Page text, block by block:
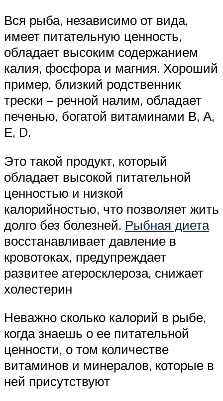
Вся рыба, независимо от вида,
имеет питательную ценность,
обладает высоким содержанием
калия, фосфора и магния. Хороший
пример, близкий родственник
трески – речной налим, обладает
печенью, богатой витаминами В, А,
Е, D.
Это такой продукт, который
обладает высокой питательной
ценностью и низкой
калорийностью, что позволяет жить
долго без болезней. Рыбная диета
восстанавливает давление в
кровотоках, предупреждает
развитее атеросклероза, снижает
холестерин
Неважно сколько калорий в рыбе,
когда знаешь о ее питательной
ценности, о том количестве
витаминов и минералов, которые в
ней присутствуют